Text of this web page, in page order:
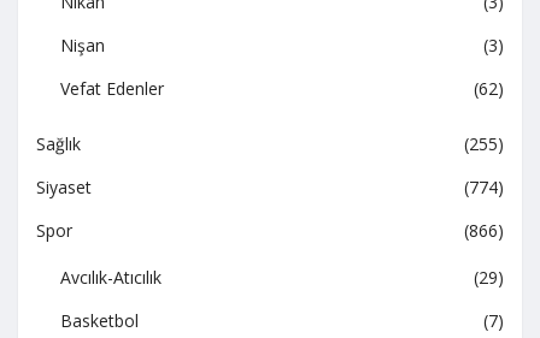
Nişan
(3)
Vefat Edenler
(62)
Sağlık
(255)
Siyaset
(774)
Spor
(866)
Avcılık-Atıcılık
(29)
Basketbol
(7)